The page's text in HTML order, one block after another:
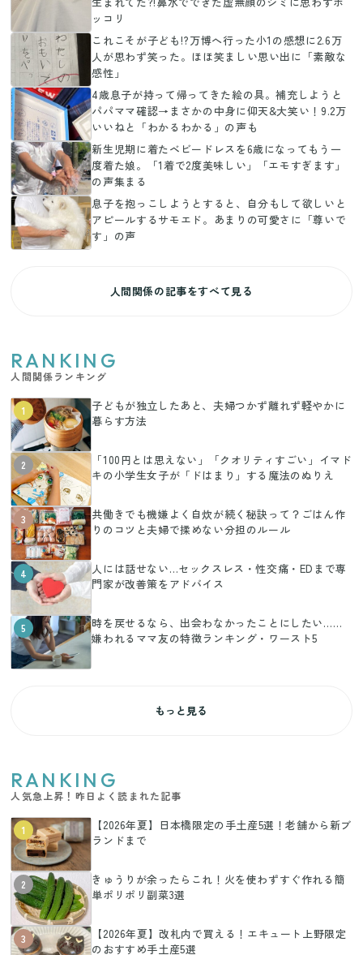
ッコリ
これこそが子ども!?万博へ行った小1の感想に2.6万
人が思わず笑った。ほほ笑ましい思い出に「素敵な
感性」
4歳息子が持って帰ってきた絵の具。補充しようと
パパママ確認→まさかの中身に仰天&大笑い！9.2万
いいねと「わかるわかる」の声も
新生児期に着たベビードレスを6歳になってもう一
度着た娘。「1着で2度美味しい」「エモすぎます」
の声集まる
息子を抱っこしようとすると、自分もして欲しいと
アピールするサモエド。あまりの可愛さに「尊いで
す」の声
人間関係の記事をすべて見る
RANKING
人間関係ランキング
1
子どもが独立したあと、夫婦つかず離れず軽やかに
暮らす方法
2
「100円とは思えない」「クオリティすごい」イマド
キの小学生女子が「ドはまり」する魔法のぬりえ
3
共働きでも機嫌よく自炊が続く秘訣って？ごはん作
りのコツと夫婦で揉めない分担のルール
4
人には話せない…セックスレス・性交痛・EDまで専
門家が改善策をアドバイス
5
時を戻せるなら、出会わなかったことにしたい……
嫌われるママ友の特徴ランキング・ワースト5
もっと見る
RANKING
人気急上昇！昨日よく読まれた記事
1
【2026年夏】日本橋限定の手土産5選！老舗から新ブ
ランドまで
2
きゅうりが余ったらこれ！火を使わずすぐ作れる簡
単ポリポリ副菜3選
3
【2026年夏】改札内で買える！エキュート上野限定
のおすすめ手土産5選